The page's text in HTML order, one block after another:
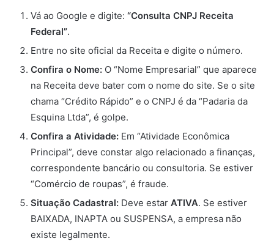
Vá ao Google e digite: “Consulta CNPJ Receita
Federal”.
Entre no site oficial da Receita e digite o número.
Confira o Nome: O “Nome Empresarial” que aparece
na Receita deve bater com o nome do site. Se o site
chama “Crédito Rápido” e o CNPJ é da “Padaria da
Esquina Ltda”, é golpe.
Confira a Atividade: Em “Atividade Econômica
Principal”, deve constar algo relacionado a finanças,
correspondente bancário ou consultoria. Se estiver
“Comércio de roupas”, é fraude.
Situação Cadastral: Deve estar ATIVA. Se estiver
BAIXADA, INAPTA ou SUSPENSA, a empresa não
existe legalmente.